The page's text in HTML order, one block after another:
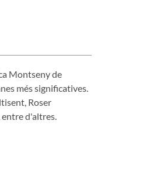
Montseny de
més significatives.
Roser
entre d'altres.